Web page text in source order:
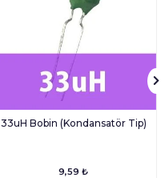
33uH Bobin (Kondansatör Tip)
9,59 ₺